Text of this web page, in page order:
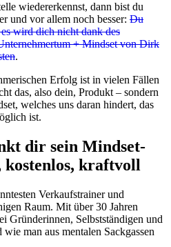
wiedererkennst, dann bist du
und vor allem noch besser: Du
wird dich nicht dank des
+ Mindset von Dirk
.
Erfolg ist in vielen Fällen
das, also dein, Produkt – sondern
welches uns daran hindert, das
ist.
dir sein Mindset-
kostenlos, kraftvoll
Verkaufstrainer und
Raum. Mit über 30 Jahren
Gründerinnen, Selbstständigen und
man aus mentalen Sackgassen